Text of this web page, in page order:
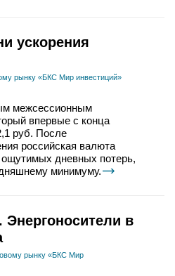
ускорения
рынку «БКС Мир инвестиций»
межсессионным
впервые с конца
руб. После
российская валюта
дневных потерь,
минимуму.
Энергоносители в
рынку «БКС Мир